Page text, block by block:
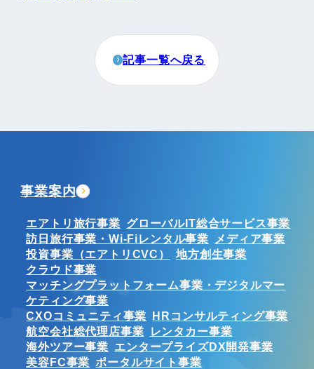
記事一覧へ戻る
事業案内
エアトリ旅行事業 グローバルIT総合サービス事業
訪日旅行事業・Wi-Fiレンタル事業
メディア事業
投資事業（エアトリCVC）
地方創生事業
クラウド事業
マッチングプラットフォーム事業・デジタルマー
ケティング事業
CXOコミュニティ事業 HRコンサルティング事業
航空会社総代理店事業
レンタカー事業
海外ツアー事業 エンタープライズDX開発事業
美容FC事業 ポータルサイト事業